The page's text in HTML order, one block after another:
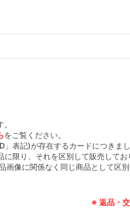
をご覧ください。
表記)が存在するカードにつきまし
に限り、それを区別して販売してお
像に関係なく同じ商品として区別
※ 返品・